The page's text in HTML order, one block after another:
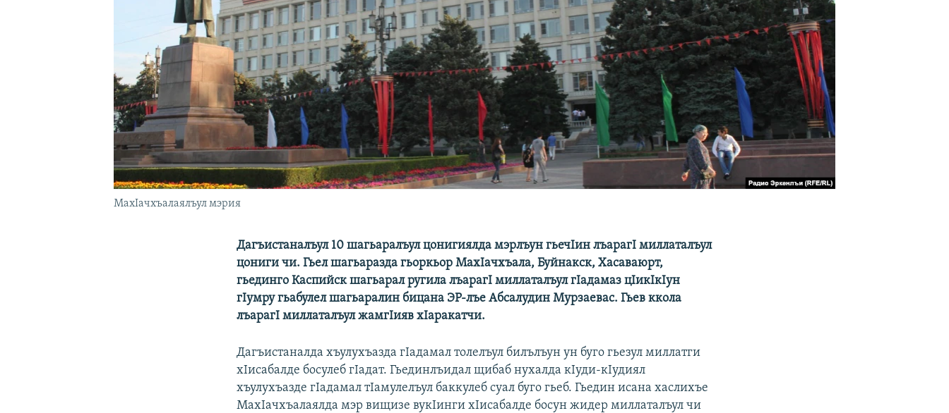
МахIачхъалаялъул мэрия
Дагъистаналъул 10 шагьаралъул цонигиялда мэрлъун гьечIин лъарагI миллаталъул
цониги чи. Гьел шагьаразда гьоркьор МахIачхъала, Буйнакск, Хасаваюрт,
гьединго Каспийск шагьарал ругила лъарагI миллаталъул гIадамаз цIикIкIун
гIумру гьабулел шагьаралин бицана ЭР-лъе Абсалудин Мурзаевас. Гьев ккола
лъарагI миллаталъул жамгIияв хIаракатчи.
Дагъистаналда хъулухъазда гIадамал толелъул билълъун ун буго гьезул миллатги
хIисабалде босулеб гIадат. Гьединлъидал щибаб нухалда кIуди-кIудиял
хъулухъазде гIадамал тIамулелъул баккулеб суал буго гьеб. Гьедин исана хаслихъе
МахIачхъалаялда мэр вищизе вукIинги хIисабалде босун жидер миллаталъул чи